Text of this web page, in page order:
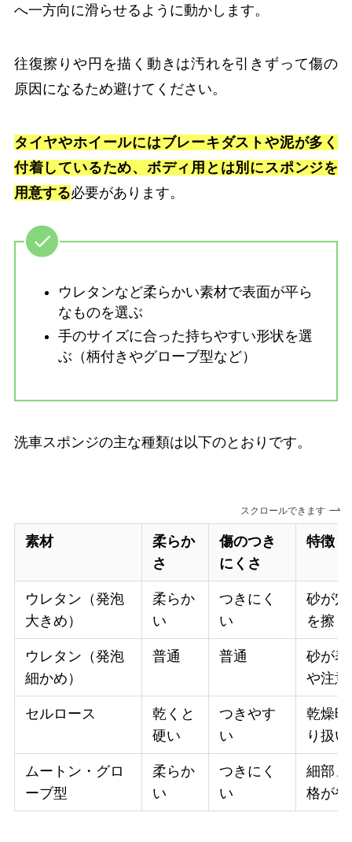
へ一方向に滑らせるように動かします。
往復擦りや円を描く動きは汚れを引きずって傷の
原因になるため避けてください。
タイヤやホイールにはブレーキダストや泥が多く
付着しているため、ボディ用とは別にスポンジを
用意する必要があります。
ウレタンなど柔らかい素材で表面が平ら
なものを選ぶ
手のサイズに合った持ちやすい形状を選
ぶ（柄付きやグローブ型など）
洗車スポンジの主な種類は以下のとおりです。
スクロールできます
素材
柔らか
さ
傷のつき
にくさ
特徴
ウレタン（発泡
大きめ）
柔らか
い
つきにく
い
砂が
を擦
ウレタン（発泡
細かめ）
普通 普通
砂が
や注
セルロース
乾くと
硬い
つきやす
い
乾燥
り扱
ムートン・グロ
ーブ型
柔らか
い
つきにく
い
細部
格が